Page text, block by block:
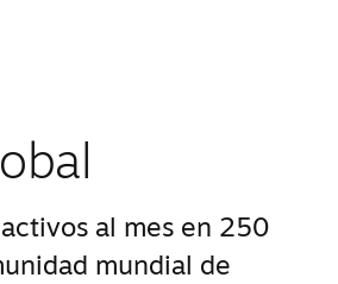
al mes en 250
mundial de